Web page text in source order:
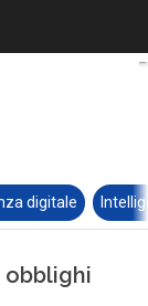
digitale
obblighi